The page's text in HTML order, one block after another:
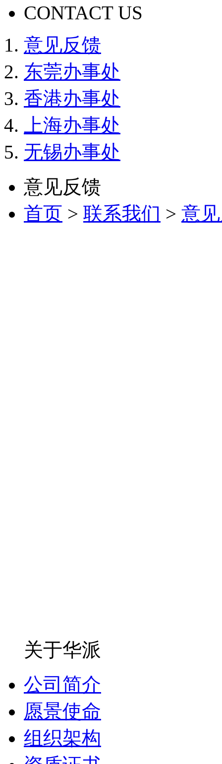
CONTACT US
意见反馈
东莞办事处
香港办事处
上海办事处
无锡办事处
意见反馈
首页 > 联系我们 > 意
关于华派
公司简介
愿景使命
组织架构